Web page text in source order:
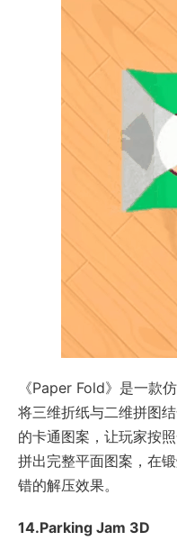
《Paper Fold》是一款
将三维折纸与二维拼图
的卡通图案，让玩家按
拼出完整平面图案，在
错的解压效果。
14.Parking Jam 3D